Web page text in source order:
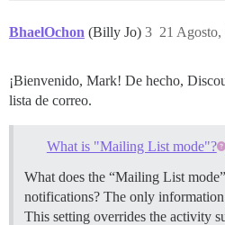
BhaelOchon (Billy Jo) 21
3
¡Bienvenido, Mark! De hecho,
lista de correo.
What is "Mailing List mode"?
What does the “Mailing List
notifications? The only
This setting overrides the activity